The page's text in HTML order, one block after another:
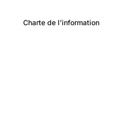
Charte de l’information